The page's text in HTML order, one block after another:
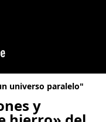
universo paralelo"
y